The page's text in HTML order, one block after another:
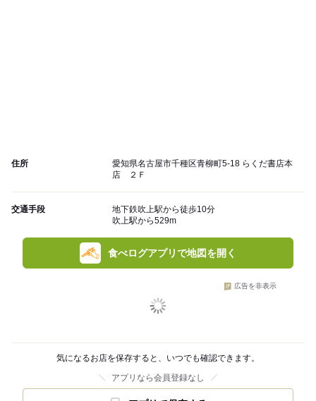
住所
愛知県名古屋市千種区青柳町5-18 らくだ書店本
店 ２Ｆ
交通手段
地下鉄吹上駅から徒歩10分
吹上駅から529m
食べログアプリで地図を開く
広告を非表示
気になるお店を保存すると、いつでも確認できます。
アプリなら会員登録なし